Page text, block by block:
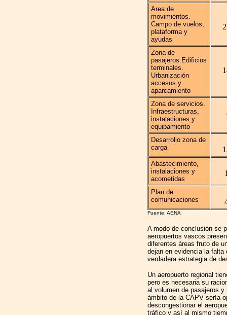
Area de
movimientos.
Campo de vuelos,
plataforma y
ayudas
Zona de
pasajeros.Edificios
terminales.
Urbanización
accesos y
aparcamiento
Zona de servicios.
Infraestructuras,
instalaciones y
equipamiento
Desarrollo zona de
carga
Abastecimiento,
instalaciones y
acometidas
Plan de
comunicaciones
Fuente: AENA
A modo de conclusión se
aeropuertos vascos
diferentes áreas fruto de
dejan en evidencia la falta
verdadera estrategia de
Un aeropuerto regional
pero es necesaria su
al volumen de pasajeros
ámbito de la CAPV sería
descongestionar el
tráfico y así al mismo